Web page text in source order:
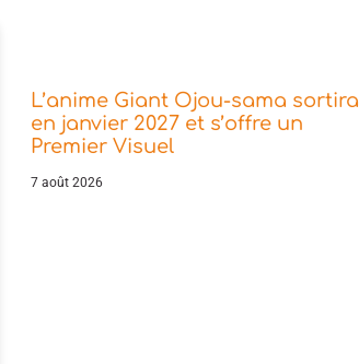
L’anime Giant Ojou-sama sortira
en janvier 2027 et s’offre un
Premier Visuel
7 août 2026